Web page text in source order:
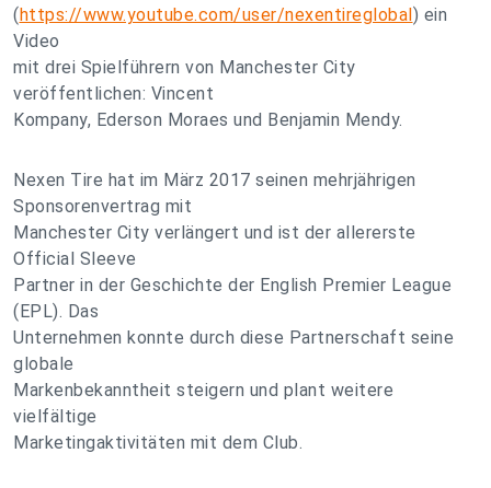
(https://www.youtube.com/user/nexentireglobal) ein
Video
mit drei Spielführern von Manchester City
veröffentlichen: Vincent
Kompany, Ederson Moraes und Benjamin Mendy.
Nexen Tire hat im März 2017 seinen mehrjährigen
Sponsorenvertrag mit
Manchester City verlängert und ist der allererste
Official Sleeve
Partner in der Geschichte der English Premier League
(EPL). Das
Unternehmen konnte durch diese Partnerschaft seine
globale
Markenbekanntheit steigern und plant weitere
vielfältige
Marketingaktivitäten mit dem Club.